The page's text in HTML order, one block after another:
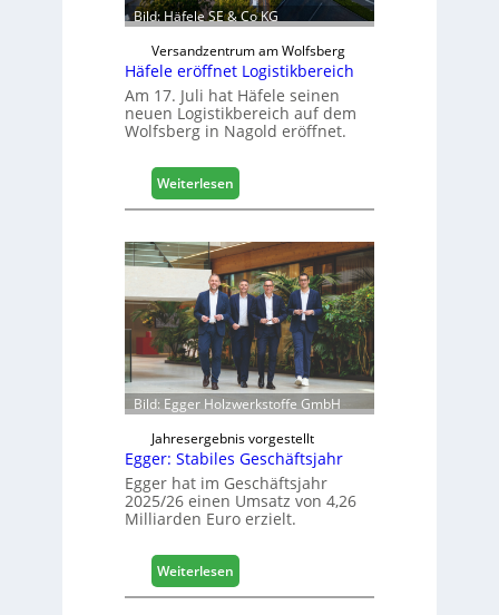
a
u
d
i
g
i
t
i
i
e
r
t
s
c
h
Bild: Häfele SE & Co KG
Versandzentrum am Wolfsberg
Häfele eröffnet Logistikbereich
Am 17. Juli hat Häfele seinen
neuen Logistikbereich auf dem
Wolfsberg in Nagold eröffnet.
Weiterlesen:
H
f
e
l
e
e
r
ö
f
f
n
e
t
L
o
s
Bild: Egger Holzwerkstoffe GmbH
Jahresergebnis vorgestellt
Egger: Stabiles Geschäftsjahr
Egger hat im Geschäftsjahr
2025/26 einen Umsatz von 4,26
Milliarden Euro erzielt.
Weiterlesen:
E